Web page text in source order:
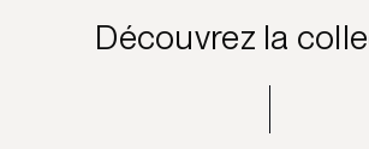
Découvrez la